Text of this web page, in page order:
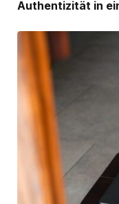
Authentizität in